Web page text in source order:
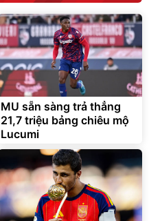
MU sẵn sàng trả thẳng
21,7 triệu bảng chiêu mộ
Lucumi